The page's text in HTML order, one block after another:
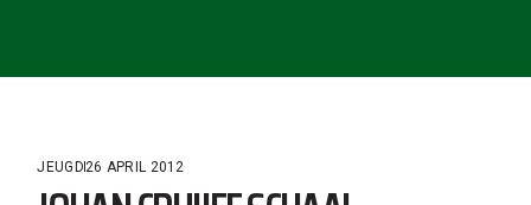
JEUGD26 APRIL 2012